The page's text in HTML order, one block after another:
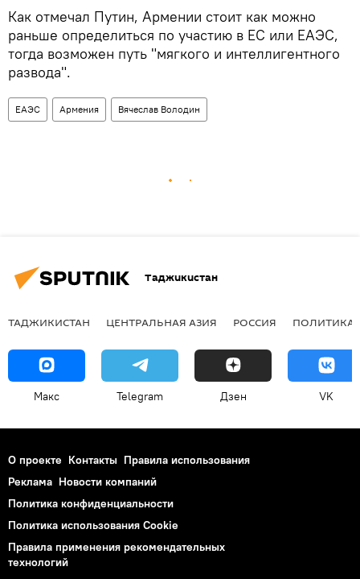
Как отмечал Путин, Армении стоит как можно
раньше определиться по участию в ЕС или ЕАЭС,
тогда возможен путь "мягкого и интеллигентного
развода".
ЕАЭС Армения Вячеслав Володин
Таджикистан
ТАДЖИКИСТАН ЦЕНТРАЛЬНАЯ АЗИЯ РОССИЯ ПОЛИТИКА
Макс Telegram Дзен VK
О проекте Контакты Правила использования
Реклама Новости компаний
Политика конфиденциальности
Политика использования Cookie
Правила применения рекомендательных
технологий